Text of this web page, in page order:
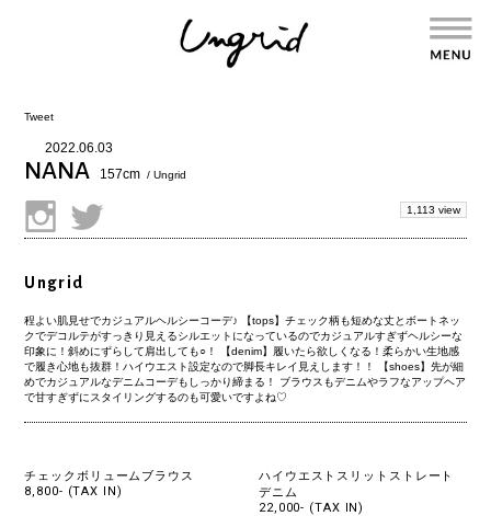
Tweet
2022.06.03
NANA 157cm / Ungrid
1,113 view
Ungrid
程よい肌見せでカジュアルヘルシーコーデ♪ 【tops】チェック柄も短めな丈とボートネッ
クでデコルテがすっきり見えるシルエットになっているのでカジュアルすぎずヘルシーな
印象に！斜めにずらして肩出しても○！ 【denim】履いたら欲しくなる！柔らかい生地感
で履き心地も抜群！ハイウエスト設定なので脚長キレイ見えします！！ 【shoes】先が細
めでカジュアルなデニムコーデもしっかり締まる！ ブラウスもデニムやラフなアップヘア
で甘すぎずにスタイリングするのも可愛いですよね♡
チェックボリュームブラウス
8,800- (TAX IN)
ハイウエストスリットストレート
デニム
22,000- (TAX IN)